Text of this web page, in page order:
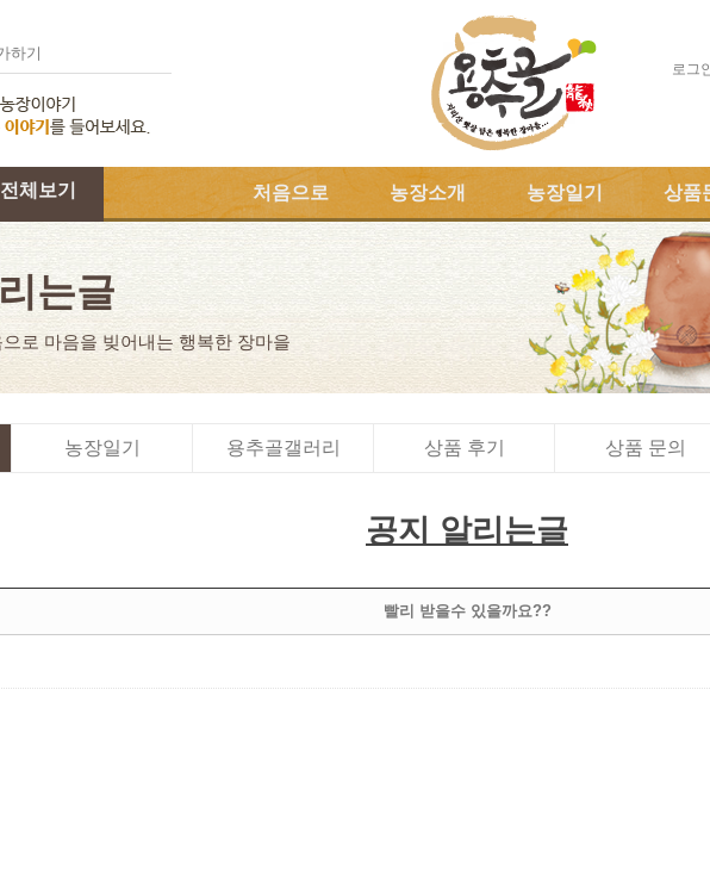
하기
로그
체보기 처음으로 농장소개 농장일기 상품
는글
로 마음을 빚어내는 행복한 장마을
농장일기 용추골갤러리 상품 후기 상품 문의
공지 알리는글
빨리 받을수 있을까요??